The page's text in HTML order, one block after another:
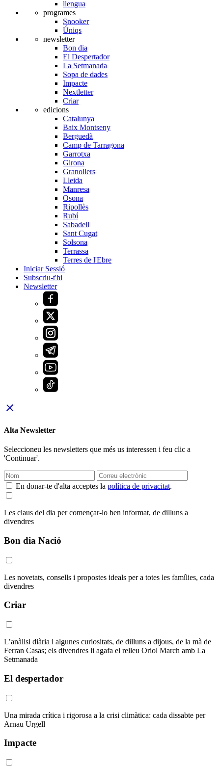
llengua
programes
Snooker
Úniqs
newsletter
Bon dia
El Despertador
La Setmanada
Sopa de dades
Impacte
Nextletter
Criar
edicions
Catalunya
Baix Montseny
Berguedà
Camp de Tarragona
Garrotxa
Girona
Granollers
Lleida
Manresa
Osona
Ripollès
Rubí
Sabadell
Sant Cugat
Solsona
Terrassa
Terres de l'Ebre
Iniciar Sessió
Subscriu-t'hi
Newsletter
close
Alta Newsletter
Seleccioneu les newsletters que més us interessen i feu clic a
'Continuar'.
En donar-te d'alta acceptes la política de privacitat.
Les claus del dia per començar-lo ben informat, de dilluns a
divendres
Bon dia Nació
Les novetats, consells i propostes ideals per a totes les famílies, cada
divendres
Criar
L’anàlisi diària i algunes curiositats, de dilluns a dijous, de la mà de
Ferran Casas; els divendres li agafa el relleu Oriol March amb La
Setmanada
El despertador
Una mirada crítica i rigorosa a la crisi climàtica: cada dissabte per
Arnau Urgell
Impacte